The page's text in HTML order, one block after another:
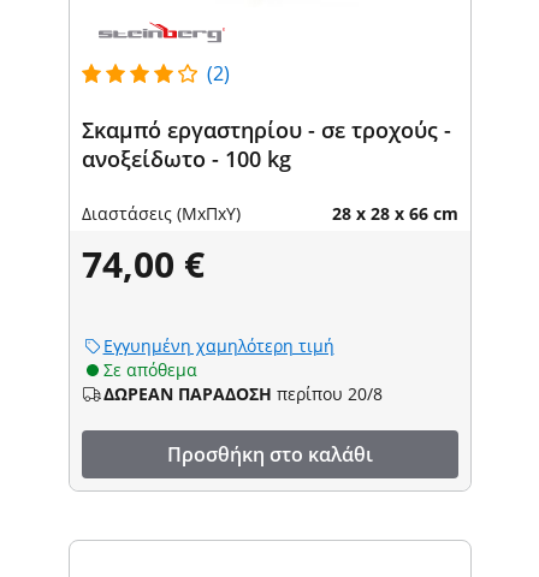
(2)
Σκαμπό εργαστηρίου - σε τροχούς -
ανοξείδωτο - 100 kg
Διαστάσεις (ΜxΠxΥ) 28 x 28 x 66 cm
74,00 €
Εγγυημένη χαμηλότερη τιμή
Σε απόθεμα
ΔΩΡΕΑΝ ΠΑΡΑΔΟΣΗ περίπου 20/8
Προσθήκη στο καλάθι